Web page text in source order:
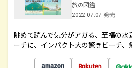
旅の図鑑
2022.07.07 発売
眺めて読んで気分がアガる、至福の水
ーチに、インパクト大の驚きビーチ